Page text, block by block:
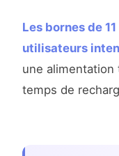
Les bornes de
utilisateurs
une
temps de